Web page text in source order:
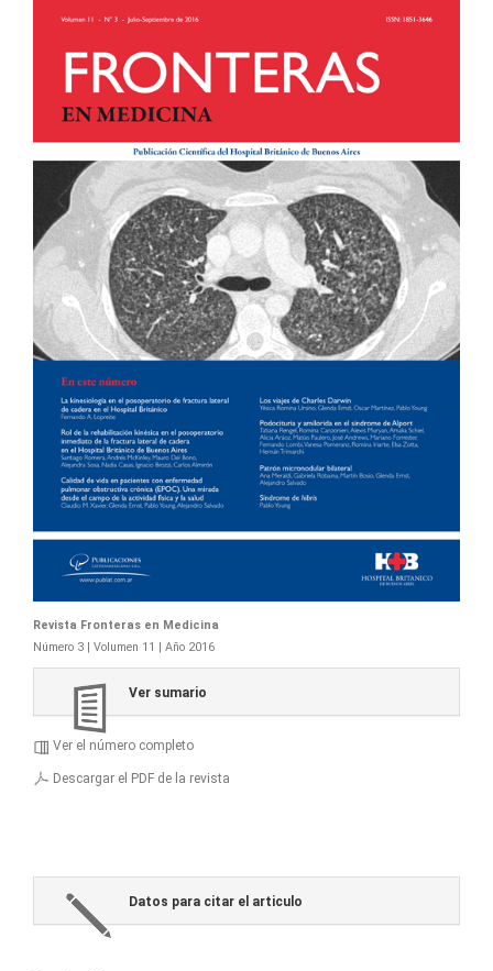
Revista Fronteras en Medicina
Número 3 | Volumen 11 | Año 2016
Ver sumario
Ver el número completo
Descargar el PDF de la revista
Datos para citar el articulo